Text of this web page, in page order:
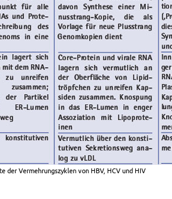
der Vermehrungszyklen von HBV, HCV und HIV